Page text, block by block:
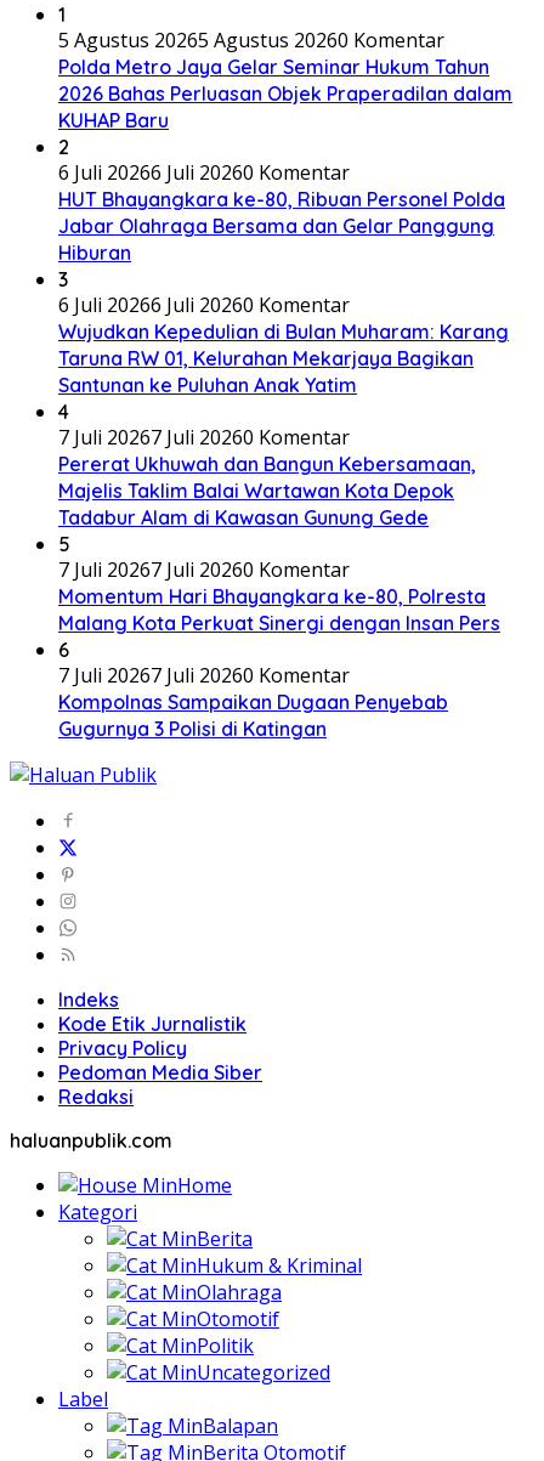
1
5 Agustus 20265 Agustus 20260 Komentar
Polda Metro Jaya Gelar Seminar Hukum Tahun
2026 Bahas Perluasan Objek Praperadilan dalam
KUHAP Baru
2
6 Juli 20266 Juli 20260 Komentar
HUT Bhayangkara ke-80, Ribuan Personel Polda
Jabar Olahraga Bersama dan Gelar Panggung
Hiburan
3
6 Juli 20266 Juli 20260 Komentar
Wujudkan Kepedulian di Bulan Muharam: Karang
Taruna RW 01, Kelurahan Mekarjaya Bagikan
Santunan ke Puluhan Anak Yatim
4
7 Juli 20267 Juli 20260 Komentar
Pererat Ukhuwah dan Bangun Kebersamaan,
Majelis Taklim Balai Wartawan Kota Depok
Tadabur Alam di Kawasan Gunung Gede
5
7 Juli 20267 Juli 20260 Komentar
Momentum Hari Bhayangkara ke-80, Polresta
Malang Kota Perkuat Sinergi dengan Insan Pers
6
7 Juli 20267 Juli 20260 Komentar
Kompolnas Sampaikan Dugaan Penyebab
Gugurnya 3 Polisi di Katingan
Indeks
Kode Etik Jurnalistik
Privacy Policy
Pedoman Media Siber
Redaksi
haluanpublik.com
Home
Kategori
Berita
Hukum & Kriminal
Olahraga
Otomotif
Politik
Uncategorized
Label
Balapan
Berita Otomotif